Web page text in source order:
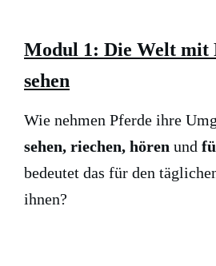
Modul 1: Die Welt mit
sehen
Wie nehmen Pferde ihre
sehen, riechen, hören und
bedeutet das für den
ihnen?